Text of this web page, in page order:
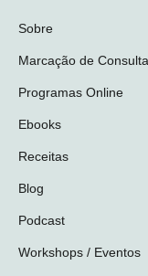
Sobre
Marcação de
Programas Online
Ebooks
Receitas
Blog
Podcast
Workshops / Eventos